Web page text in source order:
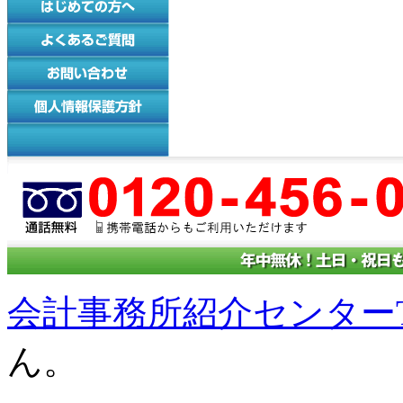
会計事務所紹介センター
ん。